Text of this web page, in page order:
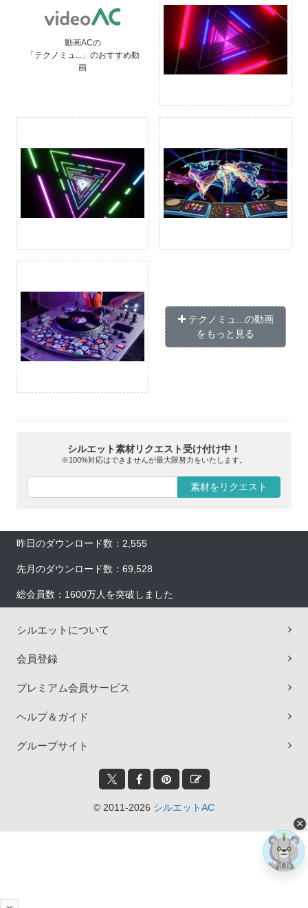
動画ACの
「テクノミュ...」のおすすめ動
画
テクノミュ...の動画
をもっと見る
シルエット素材リクエスト受け付け中！
※100%対応はできませんが最大限努力をいたします。
素材をリクエスト
昨日のダウンロード数：2,555
先月のダウンロード数：69,528
総会員数：1600万人を突破しました
シルエットについて
会員登録
プレミアム会員サービス
ヘルプ＆ガイド
グループサイト
© 2011-2026 シルエットAC
×